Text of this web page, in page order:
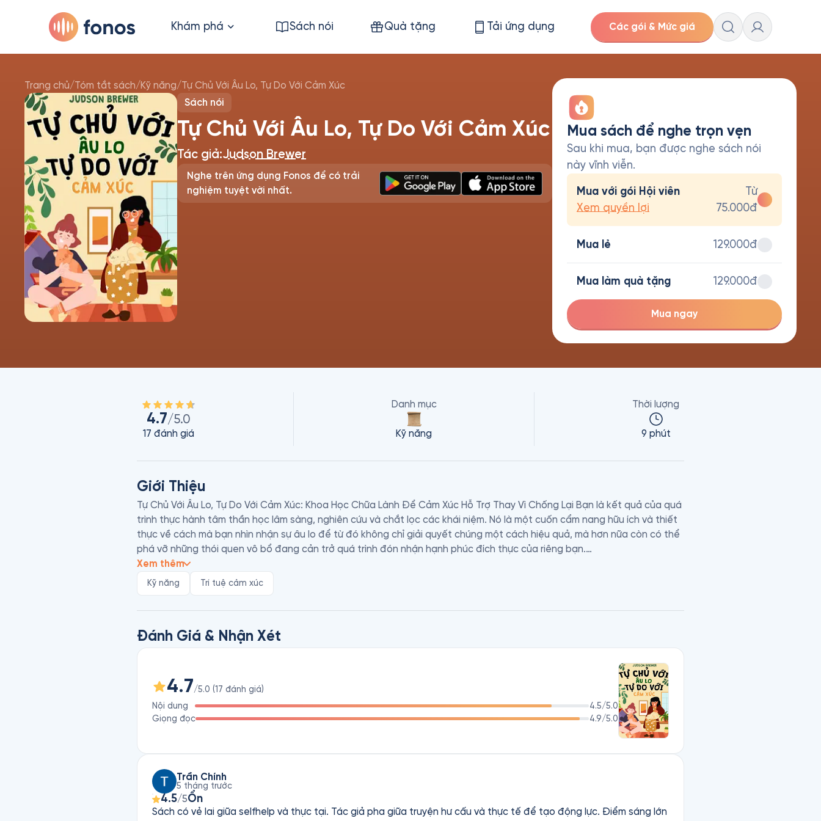
Khám phá Sách nói Quà tặng Tải ứng dụng Các gói & Mức giá
Trang chủ/Tóm tắt sách/Kỹ năng/Tự Chủ Với Âu Lo, Tự Do Với Cảm Xúc
Sách nói
Tự Chủ Với Âu Lo, Tự Do Với Cảm Xúc
Tác giả:Judson Brewer
Nghe trên ứng dụng Fonos để có trải
nghiệm tuyệt vời nhất.
Mua sách để nghe trọn vẹn
Sau khi mua, bạn được nghe sách nói
này vĩnh viễn.
Mua với gói Hội viên
Xem quyền lợi
Từ
75.000đ
Mua lẻ 129.000đ
Mua làm quà tặng 129.000đ
Mua ngay
4.7/5.0
17 đánh giá
Danh mục
Kỹ năng
Thời lượng
9 phút
Giới Thiệu
Tự Chủ Với Âu Lo, Tự Do Với Cảm Xúc: Khoa Học Chữa Lành Để Cảm Xúc Hỗ Trợ Thay Vì Chống Lại Bạn là kết quả của quá
trình thực hành tâm thần học lâm sàng, nghiên cứu và chắt lọc các khái niệm. Nó là một cuốn cẩm nang hữu ích và thiết
thực về cách mà bạn nhìn nhận sự âu lo để từ đó không chỉ giải quyết chúng một cách hiệu quả, mà hơn nữa còn có thể
phá vỡ những thói quen vô bổ đang cản trở quá trình đón nhận hạnh phúc đích thực của riêng bạn.
Tiến sĩ y khoa Judson Brewer là nhà lãnh đạo tư tưởng trong lĩnh vực thay đổi thói quen và “khoa học làm chủ bản thân”,
với hơn 20 năm kinh nghiệm rèn luyện chánh niệm lẫn nghiên cứu khoa học. Ông là giám đốc Nghiên cứu và Đổi mới tại
Xem thêm
Kỹ năng Trí tuệ cảm xúc
Đánh Giá & Nhận Xét
4.7/5.0 (17 đánh giá)
Nội dung
4.5/5.0
Giọng đọc
4.9/5.0
Trần Chính
5 tháng trước
4.5/5Ổn
Sách có vẻ lai giữa selfhelp và thực tại. Tác giả pha giữa truyện hư cấu và thực tế để tạo động lực. Điểm sáng lớn